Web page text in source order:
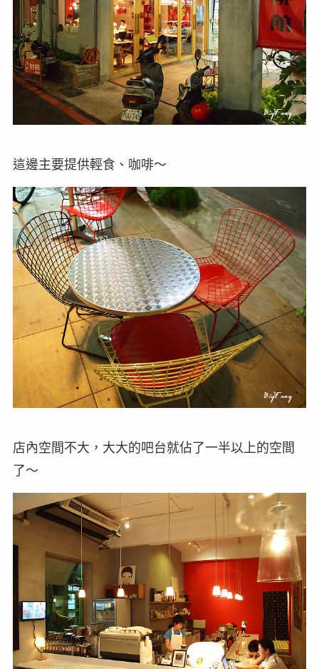
這邊主要提供輕食、咖啡～
店內空間不大，大大的吧台就佔了一半以上的空間
了～